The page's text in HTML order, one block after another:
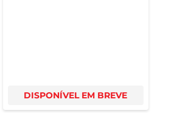
DISPONÍVEL EM BREVE